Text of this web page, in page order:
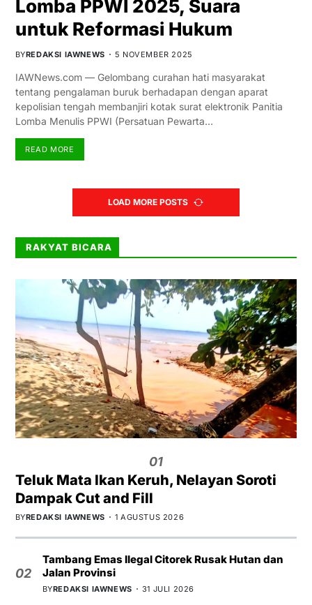
Lomba PPWI 2025, Suara
untuk Reformasi Hukum
BYREDAKSI IAWNEWS 5 NOVEMBER 2025
IAWNews.com — Gelombang curahan hati masyarakat
tentang pengalaman buruk berhadapan dengan aparat
kepolisian tengah membanjiri kotak surat elektronik Panitia
Lomba Menulis PPWI (Persatuan Pewarta…
READ MORE
LOAD MORE POSTS
RAKYAT BICARA
01
Teluk Mata Ikan Keruh, Nelayan Soroti
Dampak Cut and Fill
BYREDAKSI IAWNEWS 1 AGUSTUS 2026
02
Tambang Emas Ilegal Citorek Rusak Hutan dan
Jalan Provinsi
BYREDAKSI IAWNEWS 31 JULI 2026